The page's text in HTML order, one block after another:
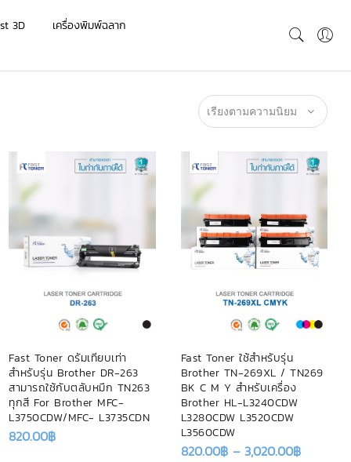
3D เครื่องพิมพ์ฉลาก
Fast Toner ดรัมเทียบเท่า
สำหรับรุ่น Brother DR-263
สามารถใช้กับตลับหมึก TN263
ทุกสี For Brother MFC-
L3750CDW/MFC- L3735CDN
820.00฿
Fast Toner ใช้สำหรับรุ่น
Brother TN-269XL / TN269
BK C M Y สำหรับเครื่อง
Brother HL-L3240CDW
L3280CDW L3520CDW
L3560CDW
820.00฿– 3,020.00฿